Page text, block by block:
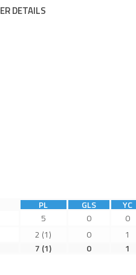
DETAILS
PL GLS YC
5 0 0
2 (1) 0 1
7 (1) 0 1